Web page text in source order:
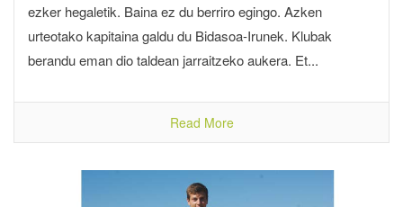
ezker hegaletik. Baina ez du berriro egingo. Azken
urteotako kapitaina galdu du Bidasoa-Irunek. Klubak
berandu eman dio taldean jarraitzeko aukera. Et...
Read More